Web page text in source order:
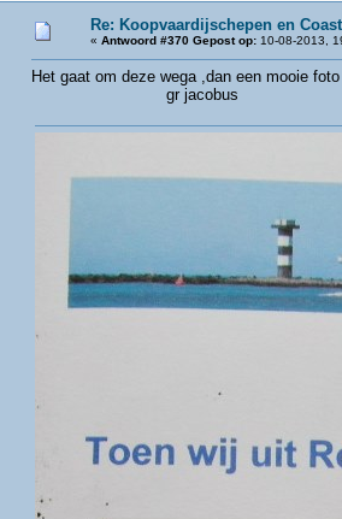
Re: Koopvaardijschepen en
« Antwoord #370 Gepost op: 10-08-2013,
Het gaat om deze wega ,dan een mooie
gr jacobus